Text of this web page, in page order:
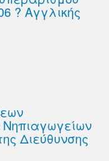
? Αγγλικής
Νηπιαγωγείων
Διεύθυνσης